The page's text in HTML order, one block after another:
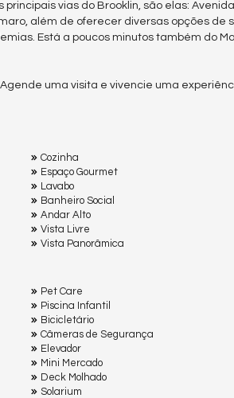
vias do Brooklin, são elas:
além de oferecer diversas opções de
Está a poucos minutos também do
uma visita e vivencie uma
Cozinha
Espaço Gourmet
Lavabo
Banheiro Social
Andar Alto
Vista Livre
Vista Panorâmica
Pet Care
Piscina Infantil
Bicicletário
Câmeras de Segurança
Elevador
Mini Mercado
Deck Molhado
Solarium